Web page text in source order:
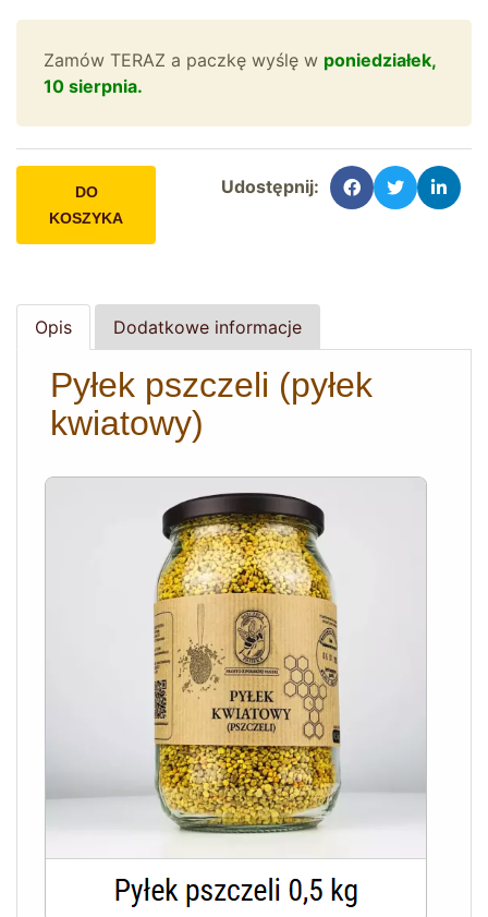
Zamów TERAZ a paczkę wyślę w poniedziałek,
10 sierpnia.
DO
KOSZYKA
Udostępnij:
Opis Dodatkowe informacje
Pyłek pszczeli (pyłek
kwiatowy)